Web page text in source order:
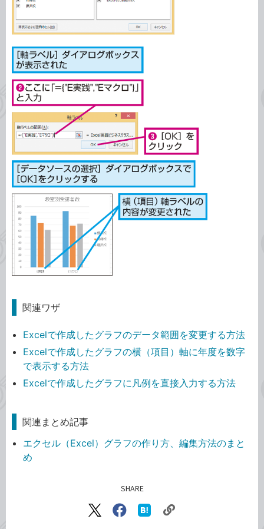
関連ワザ
Excelで作成したグラフのデータ範囲を変更する方法
Excelで作成したグラフの横（項目）軸に年度を数字
で表示する方法
Excelで作成したグラフに凡例を直接入力する方法
関連まとめ記事
エクセル（Excel）グラフの作り方、編集方法のまと
め
SHARE
X（旧
Facebook